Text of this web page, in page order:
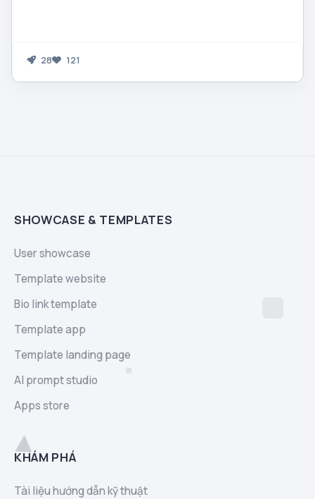
28 121
SHOWCASE & TEMPLATES
User showcase
Template website
Bio link template
Template app
Template landing page
AI prompt studio
Apps store
KHÁM PHÁ
Tài liệu hướng dẫn kỹ thuật